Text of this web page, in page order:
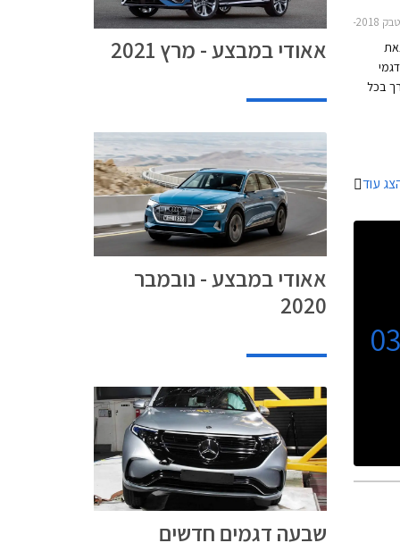
בכל
עוד
אאודי במבצע - מרץ 2021
אאודי במבצע - נובמבר
2020
שבעה דגמים חדשים